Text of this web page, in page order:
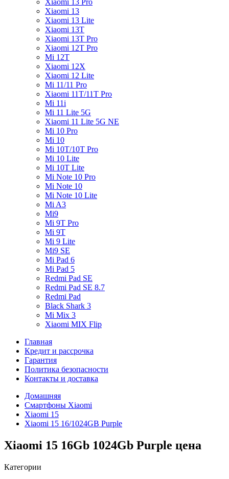
Xiaomi 13 Pro
Xiaomi 13
Xiaomi 13 Lite
Xiaomi 13T
Xiaomi 13T Pro
Xiaomi 12T Pro
Mi 12T
Xiaomi 12X
Xiaomi 12 Lite
Mi 11/11 Pro
Xiaomi 11T/11T Pro
Mi 11i
Mi 11 Lite 5G
Xiaomi 11 Lite 5G NE
Mi 10 Pro
Mi 10
Mi 10T/10T Pro
Mi 10 Lite
Mi 10T Lite
Mi Note 10 Pro
Mi Note 10
Mi Note 10 Lite
Mi A3
Mi9
Mi 9T Pro
Mi 9T
Mi 9 Lite
Mi9 SE
Mi Pad 6
Mi Pad 5
Redmi Pad SE
Redmi Pad SE 8.7
Redmi Pad
Black Shark 3
Mi Mix 3
Xiaomi MIX Flip
Главная
Кредит и рассрочка
Гарантия
Политика безопасности
Контакты и доставка
Домашняя
Смартфоны Xiaomi
Xiaomi 15
Xiaomi 15 16/1024GB Purple
Xiaomi 15 16Gb 1024Gb Purple цена
Категории